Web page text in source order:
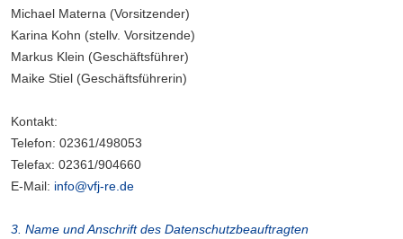
Michael Materna (Vorsitzender)
Karina Kohn (stellv. Vorsitzende)
Markus Klein (Geschäftsführer)
Maike Stiel (Geschäftsführerin)
Kontakt:
Telefon: 02361/498053
Telefax: 02361/904660
E-Mail: info@vfj-re.de
3. Name und Anschrift des Datenschutzbeauftragten